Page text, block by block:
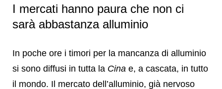
I mercati hanno paura che non ci
sarà abbastanza alluminio
In poche ore i timori per la mancanza di alluminio
si sono diffusi in tutta la Cina e, a cascata, in tutto
il mondo. Il mercato dell’alluminio, già nervoso